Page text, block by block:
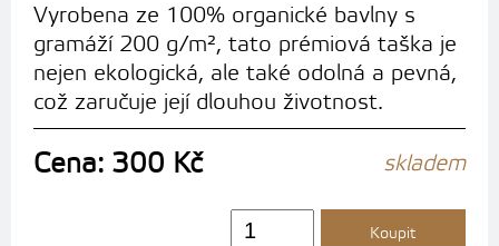
Vyrobena ze 100% organické bavlny s
gramáží 200 g/m², tato prémiová taška je
nejen ekologická, ale také odolná a pevná,
což zaručuje její dlouhou životnost.
Cena: 300 Kč skladem
Koupit